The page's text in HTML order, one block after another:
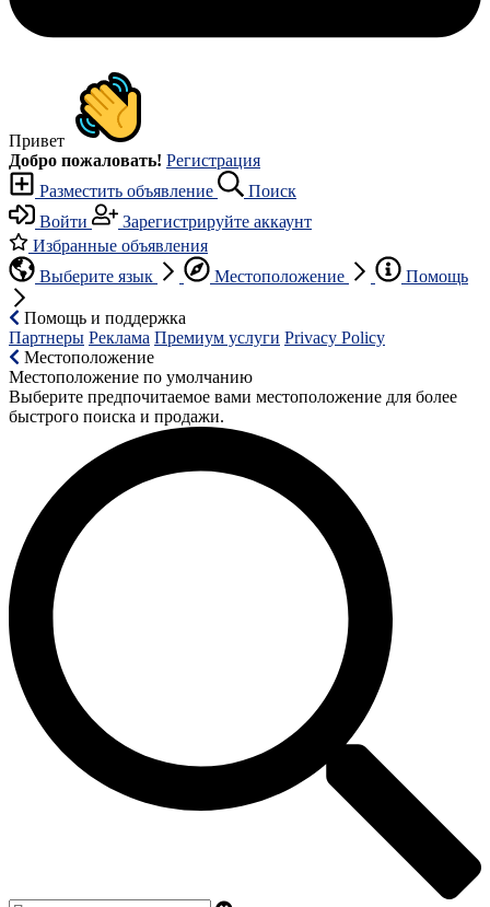
Привет
Добро пожаловать! Регистрация
Разместить объявление
Поиск
Войти
Зарегистрируйте аккаунт
Избранные объявления
Выберите язык
Местоположение Помощь
Помощь и поддержка
Партнеры Реклама Премиум услуги Privacy Policy
Местоположение
Местоположение по умолчанию
Выберите предпочитаемое вами местоположение для более
быстрого поиска и продажи.